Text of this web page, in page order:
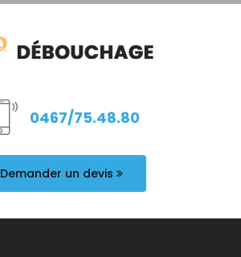
0467/75.48.80
Demander un devis